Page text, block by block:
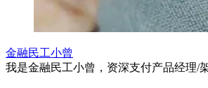
金融民工小曾
我是金融民工小曾，资深支付产品经理/